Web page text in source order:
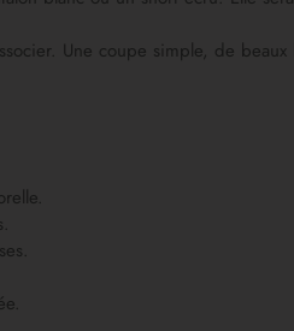
Une coupe simple, de